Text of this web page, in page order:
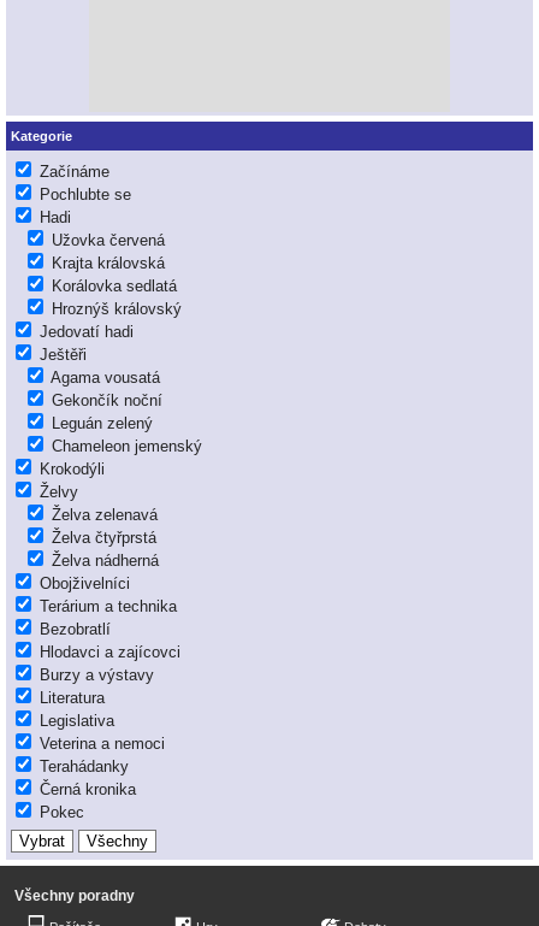
Kategorie
Začínáme
Pochlubte se
Hadi
Užovka červená
Krajta královská
Korálovka sedlatá
Hroznýš královský
Jedovatí hadi
Ještěři
Agama vousatá
Gekončík noční
Leguán zelený
Chameleon jemenský
Krokodýli
Želvy
Želva zelenavá
Želva čtyřprstá
Želva nádherná
Obojživelníci
Terárium a technika
Bezobratlí
Hlodavci a zajícovci
Burzy a výstavy
Literatura
Legislativa
Veterina a nemoci
Terahádanky
Černá kronika
Pokec
Všechny poradny